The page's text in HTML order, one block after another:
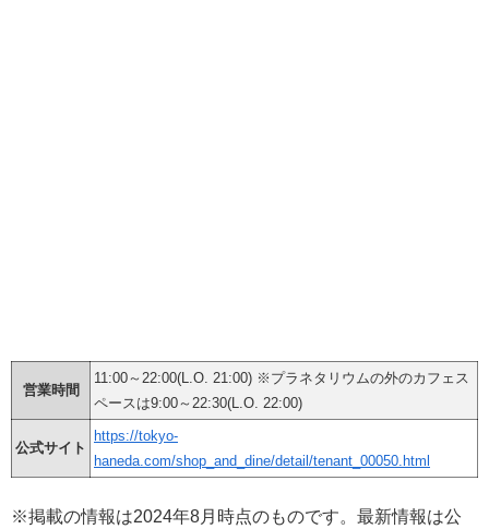
営業時間
11:00～22:00(L.O. 21:00) ※プラネタリウムの外のカフェス
ペースは9:00～22:30(L.O. 22:00)
公式サイト
https://tokyo-
haneda.com/shop_and_dine/detail/tenant_00050.html
※掲載の情報は2024年8月時点のものです。最新情報は公